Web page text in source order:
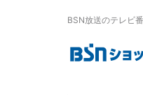
BSN放送のテレビ